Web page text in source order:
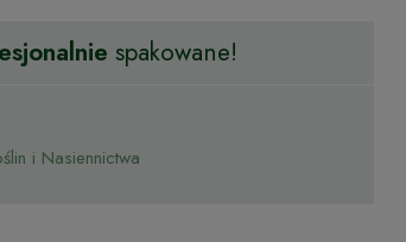
spakowane!
i Nasiennictwa